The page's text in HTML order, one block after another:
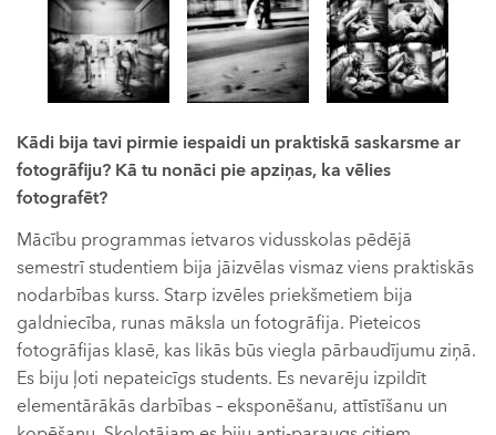
Kādi bija tavi pirmie iespaidi un praktiskā saskarsme ar
fotogrāfiju? Kā tu nonāci pie apziņas, ka vēlies
fotografēt?
Mācību programmas ietvaros vidusskolas pēdējā
semestrī studentiem bija jāizvēlas vismaz viens praktiskās
nodarbības kurss. Starp izvēles priekšmetiem bija
galdniecība, runas māksla un fotogrāfija. Pieteicos
fotogrāfijas klasē, kas likās būs viegla pārbaudījumu ziņā.
Es biju ļoti nepateicīgs students. Es nevarēju izpildīt
elementārākās darbības – eksponēšanu, attīstīšanu un